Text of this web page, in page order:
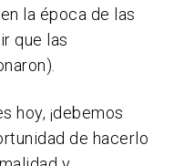
la época de las
que las
hoy, ¡debemos
de hacerlo